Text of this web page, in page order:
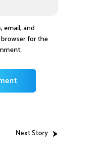
email, and
for the
Next Story